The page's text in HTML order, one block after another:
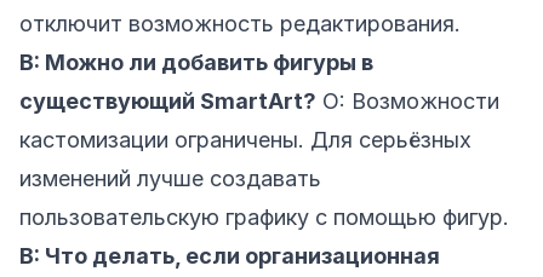
отключит возможность редактирования.
В: Можно ли добавить фигуры в
существующий SmartArt? О: Возможности
кастомизации ограничены. Для серьёзных
изменений лучше создавать
пользовательскую графику с помощью фигур.
В: Что делать, если организационная